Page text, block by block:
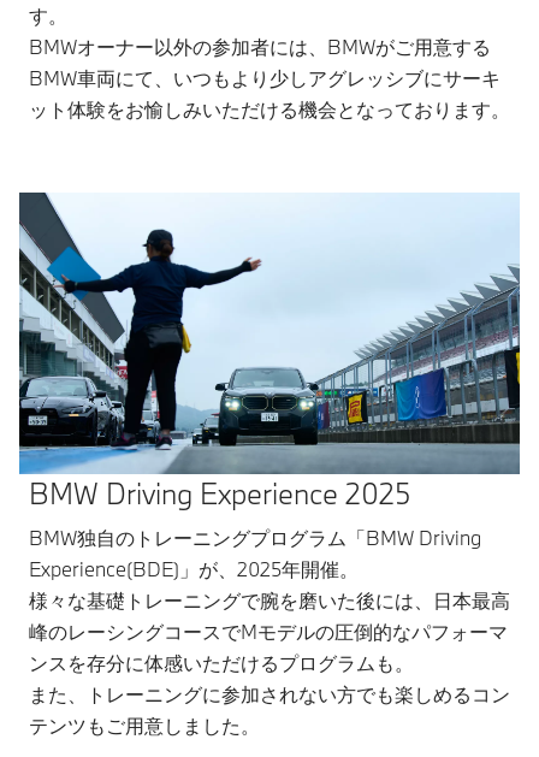
す。
BMWオーナー以外の参加者には、BMWがご用意する
BMW車両にて、いつもより少しアグレッシブにサーキ
ット体験をお愉しみいただける機会となっております。
BMW Driving Experience 2025
BMW独自のトレーニングプログラム「BMW Driving
Experience(BDE)」が、2025年開催。
様々な基礎トレーニングで腕を磨いた後には、日本最高
峰のレーシングコースでMモデルの圧倒的なパフォーマ
ンスを存分に体感いただけるプログラムも。
また、トレーニングに参加されない方でも楽しめるコン
テンツもご用意しました。